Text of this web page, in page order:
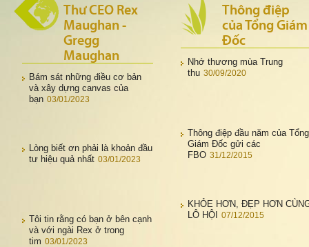
Thư CEO Rex
Maughan -
Gregg
Maughan
Bám sát những điều cơ bản
và xây dựng canvas của
bạn 03/01/2023
Lòng biết ơn phải là khoản đầu
tư hiệu quả nhất 03/01/2023
Tôi tin rằng có bạn ở bên cạnh
và với ngài Rex ở trong
tim 03/01/2023
Thông điệp
của Tổng Giám
Đốc
Nhớ thương mùa Trung
thu 30/09/2020
Thông điệp đầu năm của Tổng
Giám Đốc gửi các
FBO 31/12/2015
KHỎE HƠN, ĐẸP HƠN
LÔ HỘI
07/12/2015